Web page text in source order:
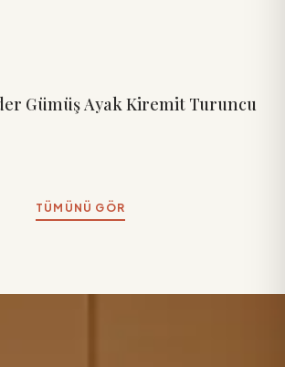
Gümüş Ayak Kiremit Turuncu
TÜMÜNÜ GÖR